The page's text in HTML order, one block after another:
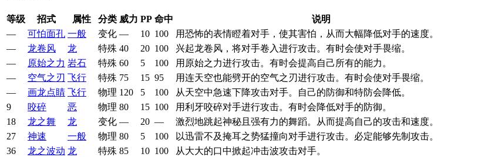
等级 招式 属性 分类 威力 PP 命中
说明
—
可怕面孔 一般 变化 — 10 100
用恐怖的表情瞪着对手，使其害怕，从而大幅降低对手的速度。
—
龙卷风 龙 特殊 40 20 100
兴起龙卷风，将对手卷入进行攻击。有时会使对手畏缩。
—
原始之力 岩石 特殊 60 5 100
用原始之力进行攻击。有时会提高自己所有的能力。
—
空气之刃 飞行 特殊 75 15 95
用连天空也能劈开的空气之刃进行攻击。有时会使对手畏缩。
—
画龙点睛 飞行 物理 120 5 100
从天空中急速下降攻击对手。自己的防御和特防会降低。
9
咬碎 恶 物理 80 15 100
用利牙咬碎对手进行攻击。有时会降低对手的防御。
18
龙之舞 龙 变化 — 20 —
激烈地跳起神秘且强有力的舞蹈。从而提高自己的攻击和速度。
27
神速 一般 物理 80 5 100
以迅雷不及掩耳之势猛撞向对手进行攻击。必定能够先制攻击。
36
龙之波动 龙 特殊 85 10 100
从大大的口中掀起冲击波攻击对手。